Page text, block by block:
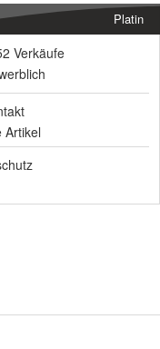
Platin
Verkäufe
Artikel